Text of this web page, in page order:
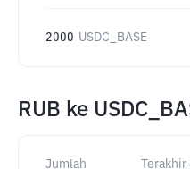
2000 USDC_BASE
RUB ke
Jumlah